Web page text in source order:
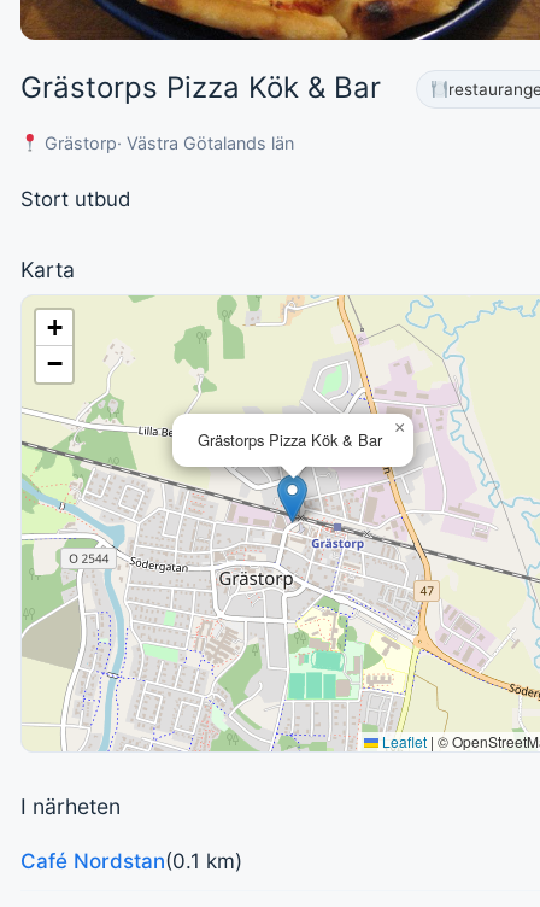
Grästorps Pizza Kök & Bar
Grästorp· Västra Götalands län
Stort utbud
Karta
Grästorps Pizza Kök & Bar
×
+
−
Leaflet | ©
I närheten
Café Nordstan(0.1 km)